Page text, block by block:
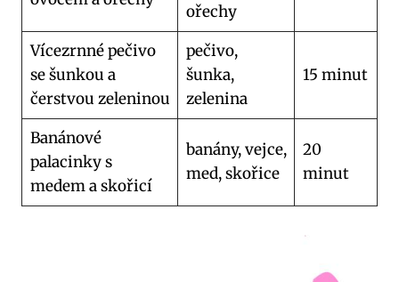
ořechy
Vícezrnné pečivo
se šunkou a
čerstvou zeleninou
pečivo,
šunka,
zelenina
15 minut
Banánové
palacinky s
medem a skořicí
banány, vejce,
med, skořice
20
minut